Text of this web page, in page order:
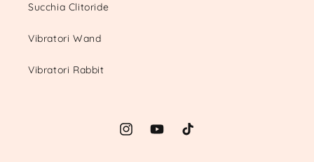
Succhia Clitoride
Vibratori Wand
Vibratori Rabbit
InstagramYouTubeTikTok